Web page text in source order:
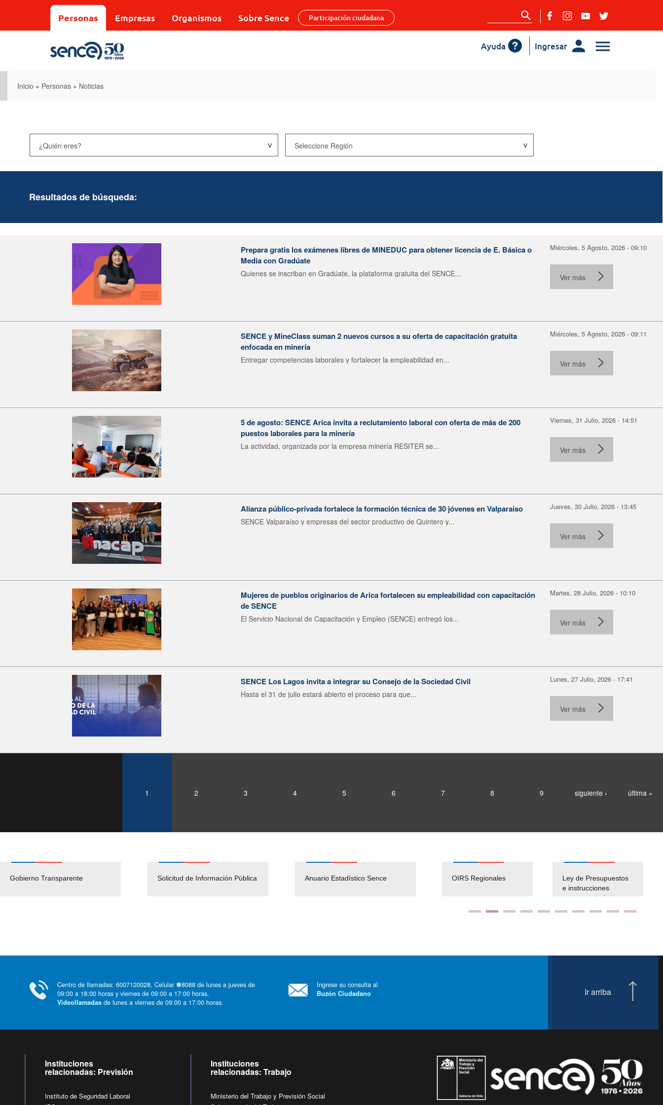
Personas Empresas Organismos Sobre Sence Participación ciudadana
Ingresar
Ayuda
Inicio » Personas » Noticias
Resultados de búsqueda:
Prepara gratis los exámenes libres de MINEDUC para obtener licencia de E. Básica o
Media con Gradúate
Quienes se inscriban en Gradúate, la plataforma gratuita del SENCE...
Miércoles, 5 Agosto, 2026 - 09:10
Ver más
SENCE y MineClass suman 2 nuevos cursos a su oferta de capacitación gratuita
enfocada en minería
Entregar competencias laborales y fortalecer la empleabilidad en...
Miércoles, 5 Agosto, 2026 - 09:11
Ver más
5 de agosto: SENCE Arica invita a reclutamiento laboral con oferta de más de 200
puestos laborales para la minería
La actividad, organizada por la empresa minería RESITER se...
Viernes, 31 Julio, 2026 - 14:51
Ver más
Alianza público-privada fortalece la formación técnica de 30 jóvenes en Valparaíso
SENCE Valparaíso y empresas del sector productivo de Quintero y...
Jueves, 30 Julio, 2026 - 13:45
Ver más
Mujeres de pueblos originarios de Arica fortalecen su empleabilidad con capacitación
de SENCE
El Servicio Nacional de Capacitación y Empleo (SENCE) entregó los...
Martes, 28 Julio, 2026 - 10:10
Ver más
SENCE Los Lagos invita a integrar su Consejo de la Sociedad Civil
Hasta el 31 de julio estará abierto el proceso para que...
Lunes, 27 Julio, 2026 - 17:41
Ver más
1 2 3 4 5 6 7 8 9 siguiente › última »
Gobierno Transparente Solicitud de Información Pública Anuario Estadístico Sence
Pago Proveedores
Empleos Públicos
Solicitud Audiencias y
OIRS Regionales
Ley de Presupuestos
e instrucciones
presuspuetarias
Centro de llamadas: 6007120028, Celular ✽8088 de lunes a jueves de
09:00 a 18:00 horas y viernes de 09:00 a 17:00 horas.
Videollamadas de lunes a viernes de 09:00 a 17:00 horas.
Ingrese su consulta al
Buzón Ciudadano Ir arriba
Instituciones
relacionadas: Previsión
Instituto de Seguridad Laboral
Instituciones
relacionadas: Trabajo
Ministerio del Trabajo y Previsión Social